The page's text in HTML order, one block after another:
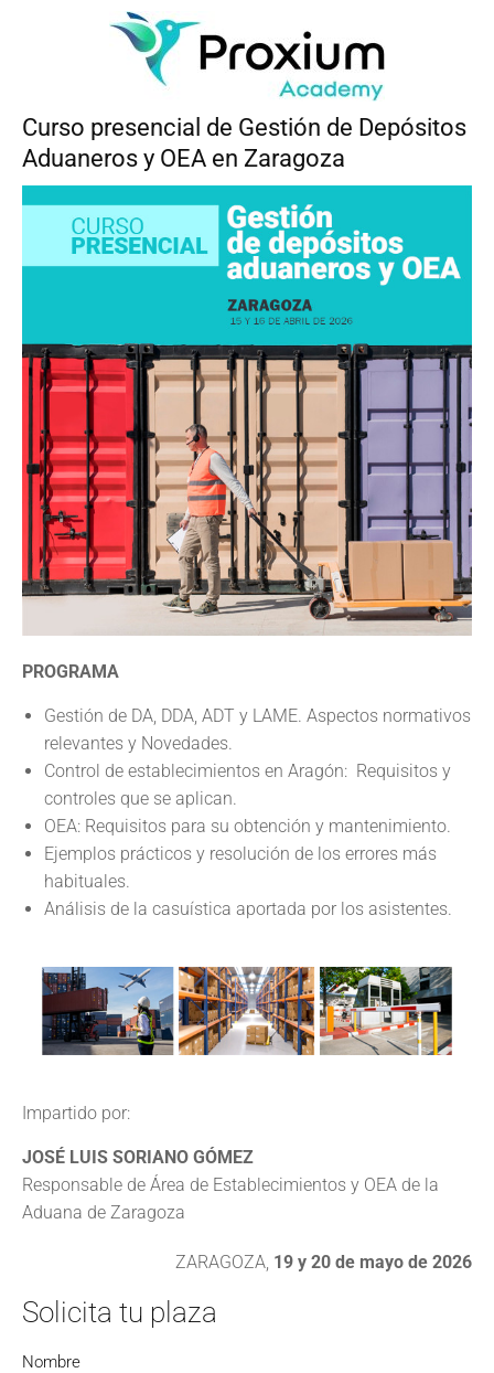
Curso presencial de Gestión de Depósitos
Aduaneros y OEA en Zaragoza
PROGRAMA
Gestión de DA, DDA, ADT y LAME. Aspectos normativos
relevantes y Novedades.
Control de establecimientos en Aragón: Requisitos y
controles que se aplican.
OEA: Requisitos para su obtención y mantenimiento.
Ejemplos prácticos y resolución de los errores más
habituales.
Análisis de la casuística aportada por los asistentes.
Impartido por:
JOSÉ LUIS SORIANO GÓMEZ
Responsable de Área de Establecimientos y OEA de la
Aduana de Zaragoza
ZARAGOZA, 19 y 20 de mayo de 2026
Solicita tu plaza
Nombre